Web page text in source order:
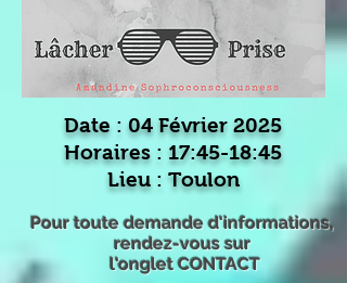
Date : 04 Février 2025
Horaires : 17:45-18:45
Lieu : Toulon
Pour toute demande d'informations,
rendez-vous sur
l'onglet CONTACT